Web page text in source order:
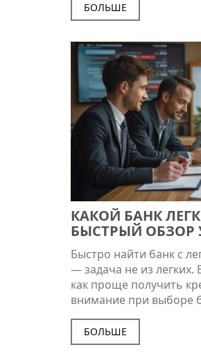
БОЛЬШЕ
КАКОЙ БАНК
БЫСТРЫЙ ОБЗОР
НЮАНСОВ
Быстро найти банк с
— задача не из легких.
как проще получить
внимание при выборе
камни могут ждать на
повысить шансы на
банков с наиболее
БОЛЬШЕ